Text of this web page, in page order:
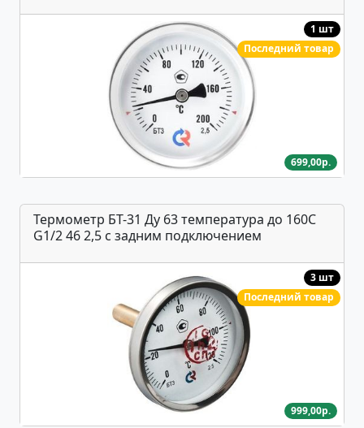
1 шт
Последний товар
699,00р.
Термометр БТ-31 Ду 63 температура до 160С
G1/2 46 2,5 с задним подключением
3 шт
Последний товар
999,00р.